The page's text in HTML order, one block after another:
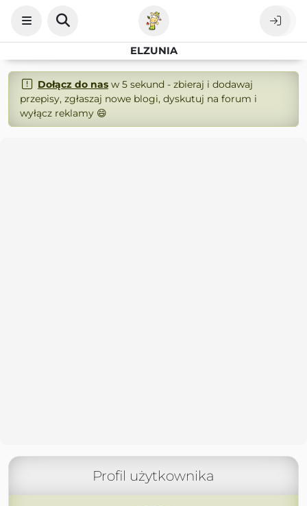
ELZUNIA
Dołącz do nasw 5 sekund - zbieraj i dodawaj
przepisy, zgłaszaj nowe blogi, dyskutuj na forum i
wyłącz reklamy 😄
Profil użytkownika